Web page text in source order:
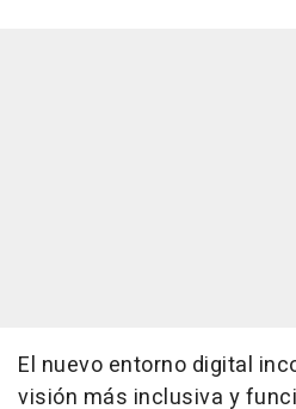
El nuevo entorno digital
visión más inclusiva y